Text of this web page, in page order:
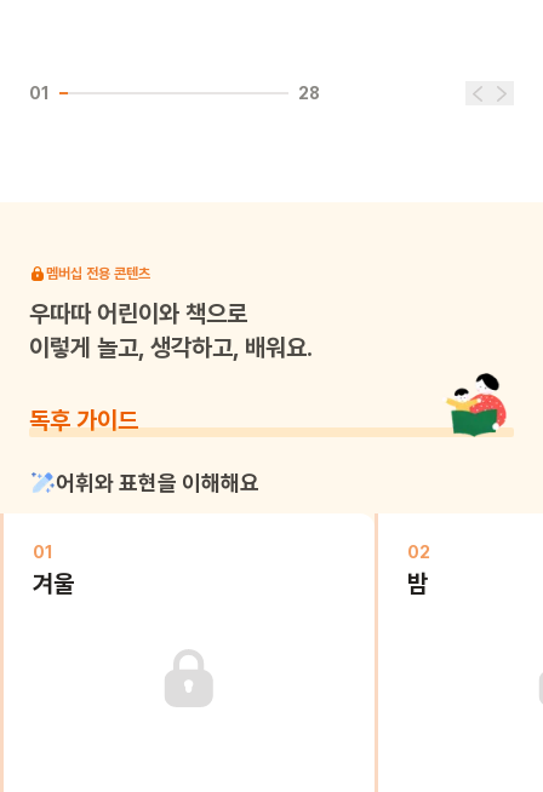
01 28
멤버십 전용 콘텐츠
우따따어린이와 책으로
이렇게 놀고, 생각하고, 배워요.
독후 가이드
어휘와 표현을 이해해요
01
겨울
02
밤